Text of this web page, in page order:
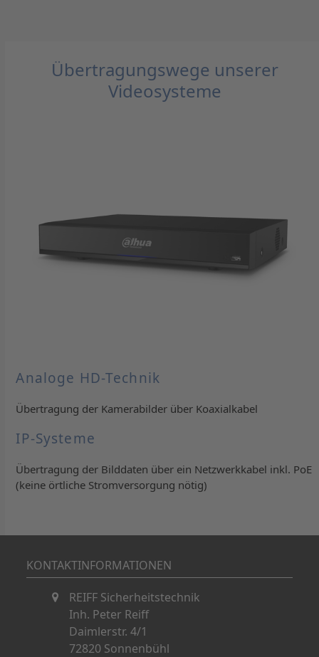
Übertragungswege unserer
Videosysteme
Analoge HD-Technik
Übertragung der Kamerabilder über Koaxialkabel
IP-Systeme
Übertragung der Bilddaten über ein Netzwerkkabel inkl. PoE
(keine örtliche Stromversorgung nötig)
KONTAKTINFORMATIONEN
REIFF Sicherheitstechnik
Inh. Peter Reiff
Daimlerstr. 4/1
72820 Sonnenbühl